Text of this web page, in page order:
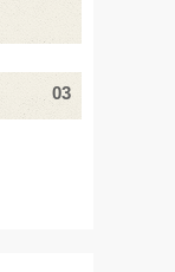
03